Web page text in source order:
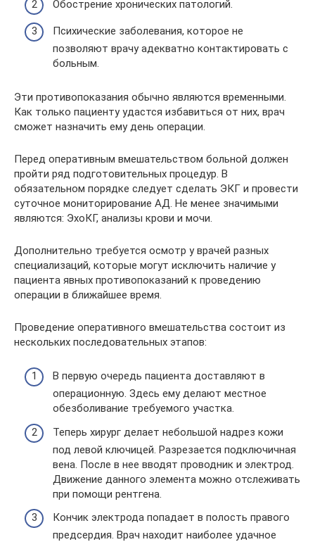
Обострение хронических патологий.
Психические заболевания, которое не
позволяют врачу адекватно контактировать с
больным.
Эти противопоказания обычно являются временными.
Как только пациенту удастся избавиться от них, врач
сможет назначить ему день операции.
Перед оперативным вмешательством больной должен
пройти ряд подготовительных процедур. В
обязательном порядке следует сделать ЭКГ и провести
суточное мониторирование АД. Не менее значимыми
являются: ЭхоКГ, анализы крови и мочи.
Дополнительно требуется осмотр у врачей разных
специализаций, которые могут исключить наличие у
пациента явных противопоказаний к проведению
операции в ближайшее время.
Проведение оперативного вмешательства состоит из
нескольких последовательных этапов:
В первую очередь пациента доставляют в
операционную. Здесь ему делают местное
обезболивание требуемого участка.
Теперь хирург делает небольшой надрез кожи
под левой ключицей. Разрезается подключичная
вена. После в нее вводят проводник и электрод.
Движение данного элемента можно отслеживать
при помощи рентгена.
Кончик электрода попадает в полость правого
предсердия. Врач находит наиболее удачное